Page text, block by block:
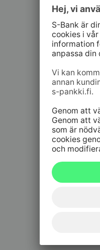
h/dygn
09 6964 6820
h/dygn
020 333 (lna/